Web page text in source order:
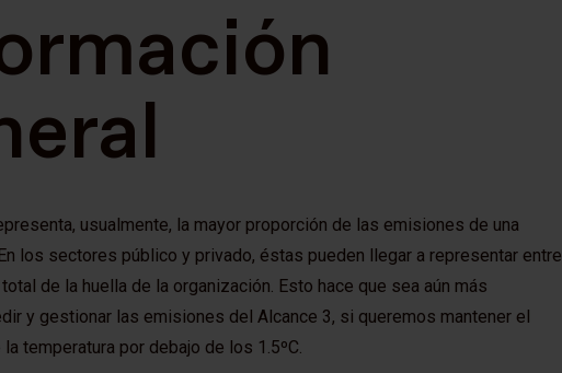
usualmente, la mayor proporción de las emisiones de una
los sectores público y privado, éstas pueden llegar a representar entre
de la huella de la organización. Esto hace que sea aún más
y gestionar las emisiones del Alcance 3, si queremos mantener el
temperatura por debajo de los 1.5ºC.